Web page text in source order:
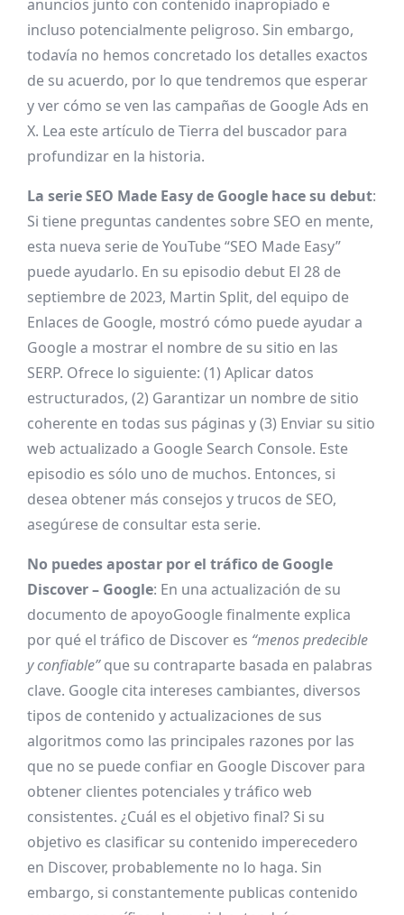
anuncios junto con contenido inapropiado e
incluso potencialmente peligroso. Sin embargo,
todavía no hemos concretado los detalles exactos
de su acuerdo, por lo que tendremos que esperar
y ver cómo se ven las campañas de Google Ads en
X. Lea este artículo deTierra del buscador para
profundizar en la historia.
La serie SEO Made Easy de Google hace su debut:
Si tiene preguntas candentes sobre SEO en mente,
esta nueva serie de YouTube “SEO Made Easy”
puede ayudarlo. En su episodio debut El 28 de
septiembre de 2023, Martin Split, del equipo de
Enlaces de Google, mostró cómo puede ayudar a
Google a mostrar el nombre de su sitio en las
SERP. Ofrece lo siguiente: (1) Aplicar datos
estructurados, (2) Garantizar un nombre de sitio
coherente en todas sus páginas y (3) Enviar su sitio
web actualizado a Google Search Console. Este
episodio es sólo uno de muchos. Entonces, si
desea obtener más consejos y trucos de SEO,
asegúrese de consultar esta serie.
No puedes apostar por el tráfico de Google
Discover – Google: En una actualización de su
documento de apoyoGoogle finalmente explica
por qué el tráfico de Discover es “menos predecible
y confiable”que su contraparte basada en palabras
clave. Google cita intereses cambiantes, diversos
tipos de contenido y actualizaciones de sus
algoritmos como las principales razones por las
que no se puede confiar en Google Discover para
obtener clientes potenciales y tráfico web
consistentes. ¿Cuál es el objetivo final? Si su
objetivo es clasificar su contenido imperecedero
en Discover, probablemente no lo haga. Sin
embargo, si constantemente publicas contenido